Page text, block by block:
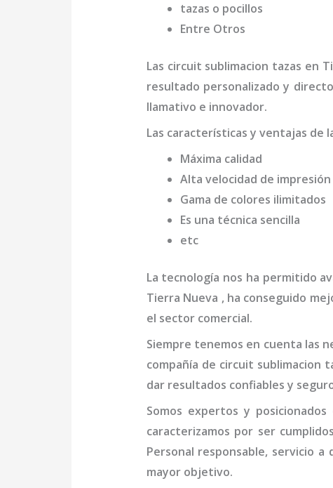
tazas o pocillos
Entre Otros
Las circuit sublimacion tazas en
resultado personalizado y
llamativo e innovador.
Las características y ventajas de
Máxima calidad
Alta velocidad de impresión
Gama de colores ilimitados
Es una técnica sencilla
etc
La tecnología nos ha permitido
Tierra Nueva , ha conseguido
el sector comercial.
Siempre tenemos en cuenta las
compañía de circuit sublimacion
dar resultados confiables y
Somos expertos y
caracterizamos por ser
Personal responsable, servicio
mayor objetivo.